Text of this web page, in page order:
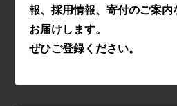
報、採用情報、寄付のご案内
お届けします。
ぜひご登録ください。